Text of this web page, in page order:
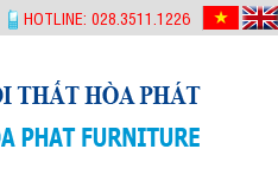
HOTLINE: 028.3511.1226